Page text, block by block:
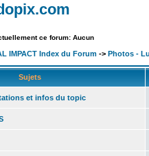
ce forum: Aucun
IMPACT Index du Forum -> Photos -
Sujets
et infos du topic